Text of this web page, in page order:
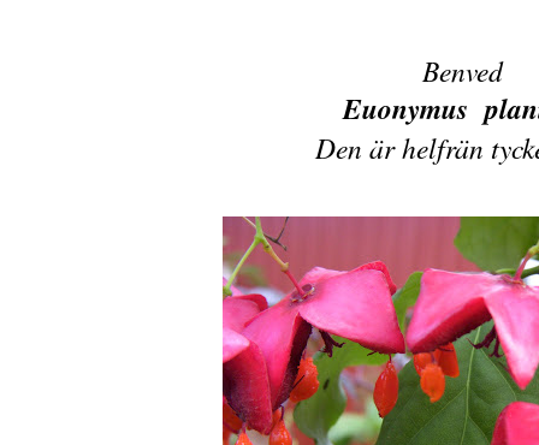
Benved
Euonymus
Den är helfrän